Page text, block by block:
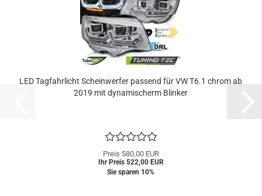
LED Tagfahrlicht Scheinwerfer passend für VW T6.1 chrom ab
2019 mit dynamischerm Blinker
Preis 580,00 EUR
Ihr Preis 522,00 EUR
Sie sparen 10%